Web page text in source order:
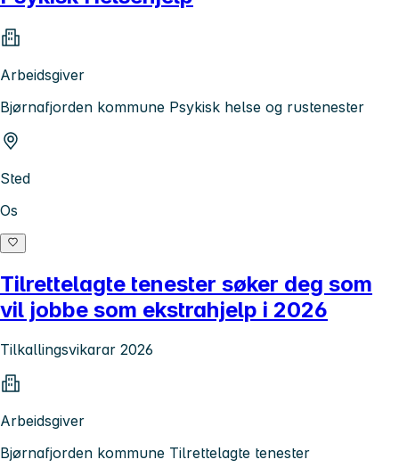
Arbeidsgiver
Bjørnafjorden kommune Psykisk helse og rustenester
Sted
Os
Tilrettelagte tenester søker deg som
vil jobbe som ekstrahjelp i 2026
Tilkallingsvikarar 2026
Arbeidsgiver
Bjørnafjorden kommune Tilrettelagte tenester